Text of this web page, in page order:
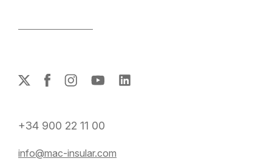
+34 900 22 11 00
info@mac-insular.com